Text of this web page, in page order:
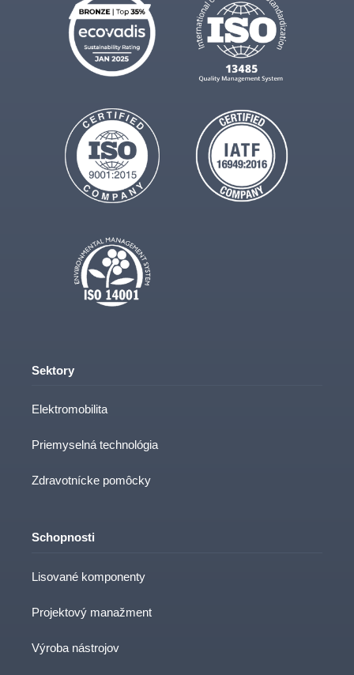
Sektory
Elektromobilita
Priemyselná technológia
Zdravotnícke pomôcky
Schopnosti
Lisované komponenty
Projektový manažment
Výroba nástrojov